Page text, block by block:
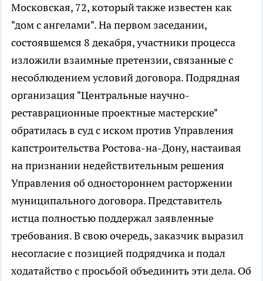
Московская, 72, который также известен как
"дом с ангелами". На первом заседании,
состоявшемся 8 декабря, участники процесса
изложили взаимные претензии, связанные с
несоблюдением условий договора. Подрядная
организация "Центральные научно-
реставрационные проектные мастерские"
обратилась в суд с иском против Управления
капстроительства Ростова-на-Дону, настаивая
на признании недействительным решения
Управления об одностороннем расторжении
муниципального договора. Представитель
истца полностью поддержал заявленные
требования. В свою очередь, заказчик выразил
несогласие с позицией подрядчика и подал
ходатайство с просьбой объединить эти дела. Об